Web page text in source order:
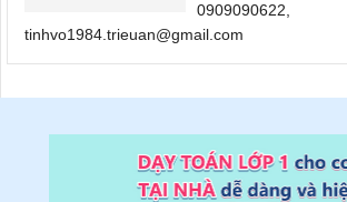
0909090622,
tinhvo1984.trieuan@gmail.com